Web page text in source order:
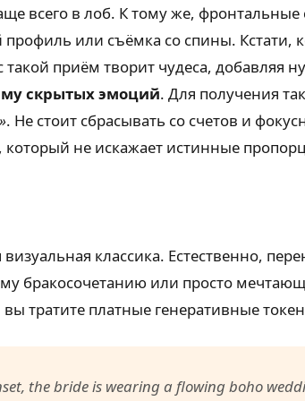
всего в лоб. К тому же,
или съёмка со спины. Кстати,
приём творит чудеса, добавляя
скрытых эмоций. Для получения
. Не стоит сбрасывать со счетов и
не искажает истинные
классика. Естественно,
бракосочетанию или просто
тратите платные генеративные
the bride is wearing a flowing boho